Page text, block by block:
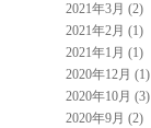
2021年3月 (2)
2021年2月 (1)
2021年1月 (1)
2020年12月 (1)
2020年10月 (3)
2020年9月 (2)